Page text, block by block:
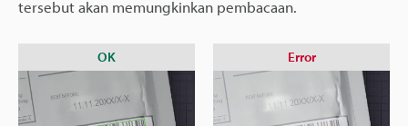
tersebut akan memungkinkan pembacaan.
OK Error